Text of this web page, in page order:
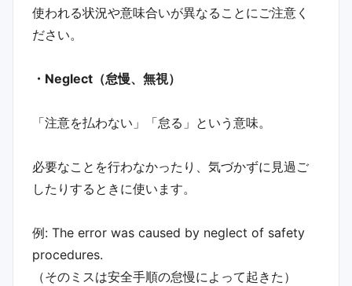
使われる状況や意味合いが異なることにご注意く
ださい。
・Neglect（怠慢、無視）
「注意を払わない」「怠る」という意味。
必要なことを行わなかったり、気づかずに見過ご
したりするときに使います。
例: The error was caused by neglect of safety
procedures.
（そのミスは安全手順の怠慢によって起きた）